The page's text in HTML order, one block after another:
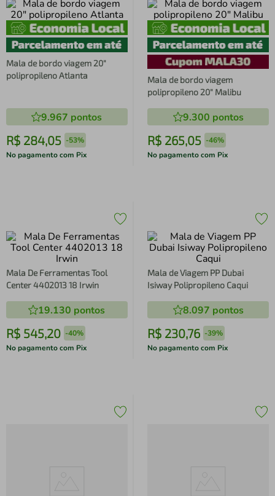
Mala de bordo viagem 20"
polipropileno Atlanta
9.967 pontos
R$ 284,05 -53%
No pagamento com Pix
Mala de bordo viagem
polipropileno 20" Malibu
9.300 pontos
R$ 265,05 -46%
No pagamento com Pix
Mala De Ferramentas Tool
Center 4402013 18 Irwin
19.130 pontos
R$ 545,20 -40%
No pagamento com Pix
Mala de Viagem PP Dubai
Isiway Polipropileno Caqui
8.097 pontos
R$ 230,76 -39%
No pagamento com Pix